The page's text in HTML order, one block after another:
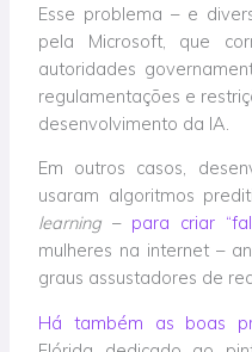
Esse problema – e
pela Microsoft, que
autoridades
regulamentações e
desenvolvimento da IA.
Em outros casos,
usaram algoritmos
learning – para criar
mulheres na internet –
graus assustadores de
Há também as boas